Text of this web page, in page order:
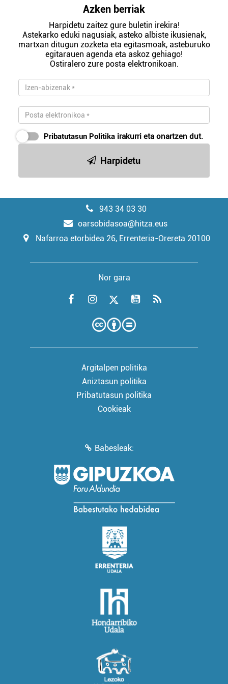
Azken berriak
Harpidetu zaitez gure buletin irekira!
Astekarko eduki nagusiak, asteko albiste ikusienak,
martxan ditugun zozketa eta egitasmoak, asteburuko
egitarauen agenda eta askoz gehiago!
Ostiralero zure posta elektronikoan.
Pribatutasun Politika irakurri eta onartzen dut.
Harpidetu
943 34 03 30
oarsobidasoa@hitza.eus
Nafarroa etorbidea 26, Errenteria-Orereta 20100
Nor gara
Argitalpen politika
Aniztasun politika
Pribatutasun politika
Cookieak
Babesleak: